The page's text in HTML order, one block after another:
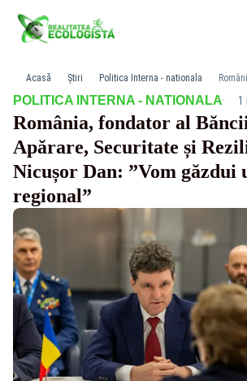
Acasă Știri Politica Interna - nationala
POLITICA INTERNA - NATIONALA· 1
România, fondator al
Apărare, Securitate și
Nicușor Dan: ”Vom găzdui
regional”